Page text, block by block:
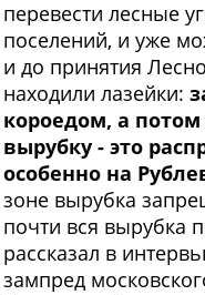
перевести лесные
поселений, и уже
и до принятия
находили лазейки:
короедом, а
вырубку - это
особенно на
зоне вырубка
почти вся вырубка
рассказал в
зампред